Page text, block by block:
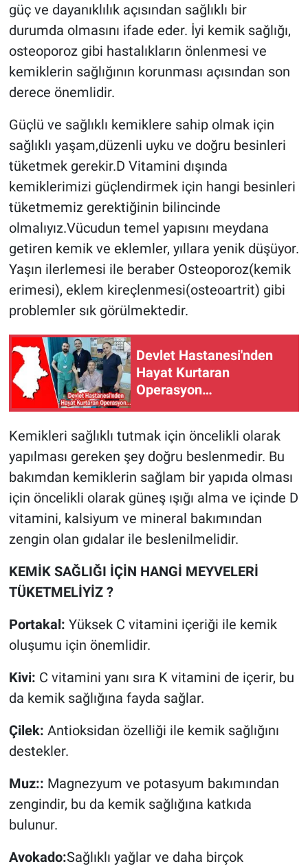
güç ve dayanıklılık açısından sağlıklı bir
durumda olmasını ifade eder. İyi kemik sağlığı,
osteoporoz gibi hastalıkların önlenmesi ve
kemiklerin sağlığının korunması açısından son
derece önemlidir.
Güçlü ve sağlıklı kemiklere sahip olmak için
sağlıklı yaşam,düzenli uyku ve doğru besinleri
tüketmek gerekir.D Vitamini dışında
kemiklerimizi güçlendirmek için hangi besinleri
tüketmemiz gerektiğinin bilincinde
olmalıyız.Vücudun temel yapısını meydana
getiren kemik ve eklemler, yıllara yenik düşüyor.
Yaşın ilerlemesi ile beraber Osteoporoz(kemik
erimesi), eklem kireçlenmesi(osteoartrit) gibi
problemler sık görülmektedir.
Devlet Hastanesi'nden
Hayat Kurtaran
Operasyon…
Kemikleri sağlıklı tutmak için öncelikli olarak
yapılması gereken şey doğru beslenmedir. Bu
bakımdan kemiklerin sağlam bir yapıda olması
için öncelikli olarak güneş ışığı alma ve içinde D
vitamini, kalsiyum ve mineral bakımından
zengin olan gıdalar ile beslenilmelidir.
KEMİK SAĞLIĞI İÇİN HANGİ MEYVELERİ
TÜKETMELİYİZ ?
Portakal: Yüksek C vitamini içeriği ile kemik
oluşumu için önemlidir.
Kivi: C vitamini yanı sıra K vitamini de içerir, bu
da kemik sağlığına fayda sağlar.
Çilek: Antioksidan özelliği ile kemik sağlığını
destekler.
Muz:: Magnezyum ve potasyum bakımından
zengindir, bu da kemik sağlığına katkıda
bulunur.
Avokado:Sağlıklı yağlar ve daha birçok